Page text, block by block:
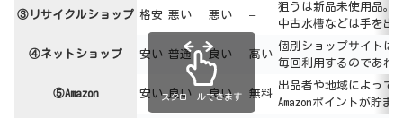
③リサイクルショップ 格安 悪い 悪い –
狙うは新品未使用品。
中古水槽などは手を出
④ネットショップ 安い 普通 良い 高い
個別ショップサイトは
毎回利用するのであれ
⑤Amazon 安い 良い 良い 無料
出品者や地域によって
Amazonポイントが貯ま
スクロールできます